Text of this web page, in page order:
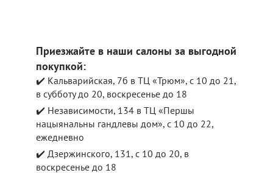
Приезжайте в наши салоны за выгодной
покупкой:
✔️ Кальварийская, 7б в ТЦ «Трюм», с 10 до 21,
в субботу до 20, воскресенье до 18
✔️ Независимости, 134 в ТЦ «Першы
нацыянальны гандлевы дом», с 10 до 22,
ежедневно
✔️ Дзержинского, 131, с 10 до 20, в
воскресенье до 18